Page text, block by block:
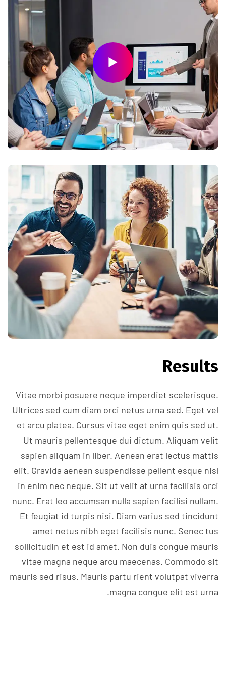
Results
Vitae morbi posuere neque imperdiet scelerisque.
Ultrices sed cum diam orci netus urna sed. Eget vel
et arcu platea. Cursus vitae eget enim quis sed ut.
Ut mauris pellentesque dui dictum. Aliquam velit
sapien aliquam in liber. Aenean erat lectus mattis
elit. Gravida aenean suspendisse pellent esque nisl
in enim nec neque. Sit ut velit at urna facilisis orci
nunc. Erat leo accumsan nulla sapien facilisi nullam.
Et feugiat id turpis nisi. Diam varius sed tincidunt
amet netus nibh eget facilisis nunc. Senec tus
sollicitudin et est id amet. Non duis congue mauris
vitae magna neque arcu maecenas. Commodo sit
mauris sed risus. Mauris partu rient volutpat viverra
magna congue elit est urna.